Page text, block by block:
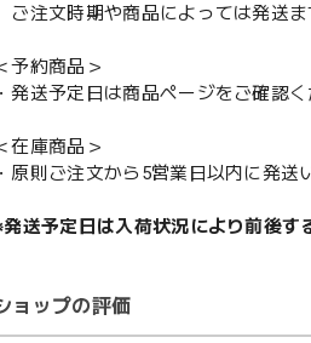
ご注文時期や商品によっては発送ま
予約商品＞
・発送予定日は商品ページをご確認く
在庫商品＞
・原則ご注文から5営業日以内に発送
送予定日は入荷状況により前後す
ョップの評価